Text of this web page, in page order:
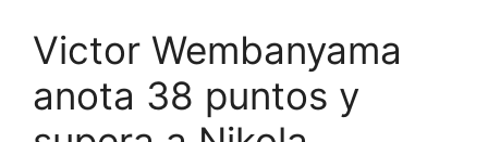
Victor Wembanyama
anota 38 puntos y